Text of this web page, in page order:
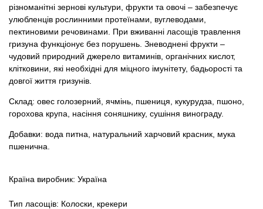
різноманітні зернові культури, фрукти та овочі – забезпечує
улюбленців рослинними протеїнами, вуглеводами,
пектиновими речовинами. При вживанні ласощів травлення
гризуна функціонує без порушень. Зневоднені фрукти –
чудовий природний джерело витаминів, органічних кислот,
клітковини, які необхідні для міцного імунітету, бадьорості та
довгої життя гризунів.
Склад: овес голозерний, ячмінь, пшениця, кукурудза, пшоно,
горохова крупа, насіння соняшнику, сушіння винограду.
Добавки: вода питна, натуральний харчовий красник, мука
пшенична.
Країна виробник: Україна
Тип ласощів: Колоски, крекери
Популярні зоотоварі
Архів / Знято з виробництва